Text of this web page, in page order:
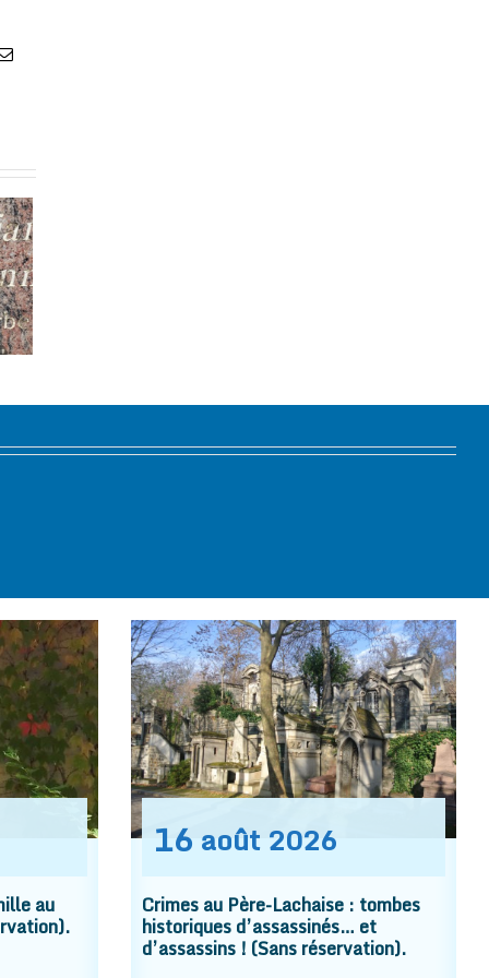
Email
au
16 août 2026
Crimes au Père-Lachaise : tombes
historiques d’assassinés… et
d’assassins ! (Sans réservation).